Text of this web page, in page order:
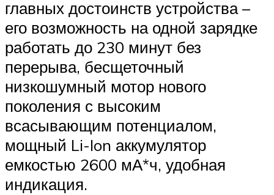
главных достоинств устройства –
его возможность на одной зарядке
работать до 230 минут без
перерыва, бесщеточный
низкошумный мотор нового
поколения с высоким
всасывающим потенциалом,
мощный Li-Ion аккумулятор
емкостью 2600 мА*ч, удобная
индикация.